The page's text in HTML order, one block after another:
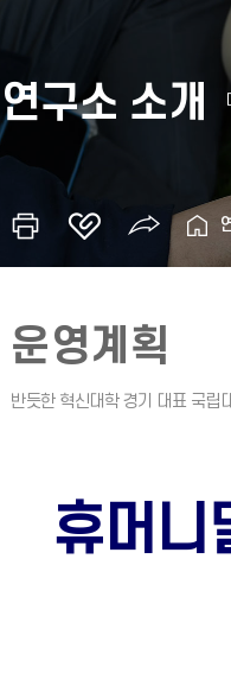
연구소 소개
운영계획
휴머니